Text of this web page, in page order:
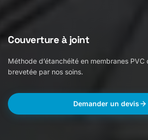
Couverture à joint
Méthode d’étanchéité en membranes
brevetée par nos soins.
Demander un devis